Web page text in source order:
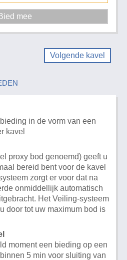
Volgende kavel
in de vorm van een
kavel
proxy bod genoemd) geeft u
bereid bent voor de kavel
zorgt er voor dat na
onmiddellijk automatisch
Het Veiling-systeem
door tot uw maximum bod is
moment een bieding op een
5 min voor sluiting van